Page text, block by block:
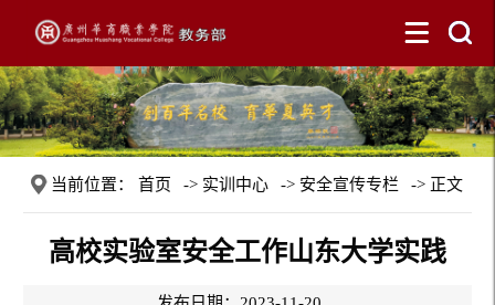
当前位置： 首页 -> 实训中心 -> 安全宣传专栏 -> 正文
高校实验室安全工作山东大学实践